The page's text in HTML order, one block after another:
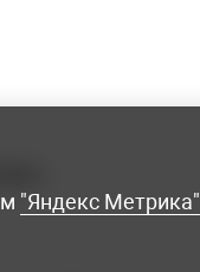
"Яндекс Метрика"